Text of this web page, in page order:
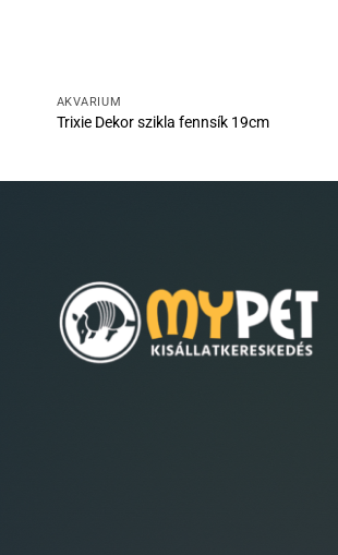
AKVÁRIUM
Trixie Dekor szikla fennsík 19cm